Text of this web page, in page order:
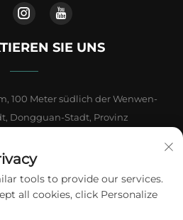
SIE UNS
100 Meter südlich der Wenwen-
Dongguan-Stadt, Provinz
tools to provide our services.
all cookies, click Personalize